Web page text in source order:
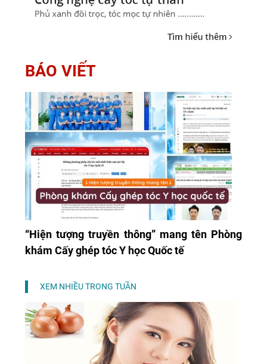
BÁO VIẾT
“Hiện tượng truyền thông” mang tên Phòng
khám Cấy ghép tóc Y học Quốc tế
XEM NHIỀU TRONG TUẦN